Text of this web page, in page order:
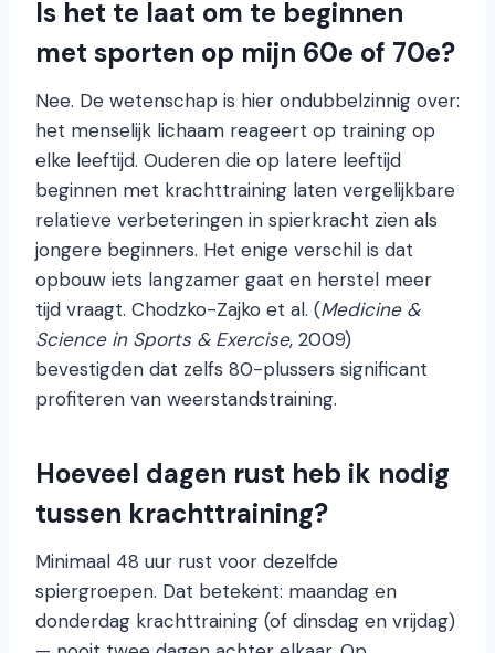
Is het te laat om te beginnen
met sporten op mijn 60e of 70e?
Nee. De wetenschap is hier ondubbelzinnig over:
het menselijk lichaam reageert op training op
elke leeftijd. Ouderen die op latere leeftijd
beginnen met krachttraining laten vergelijkbare
relatieve verbeteringen in spierkracht zien als
jongere beginners. Het enige verschil is dat
opbouw iets langzamer gaat en herstel meer
tijd vraagt. Chodzko-Zajko et al. (Medicine &
Science in Sports & Exercise, 2009)
bevestigden dat zelfs 80-plussers significant
profiteren van weerstandstraining.
Hoeveel dagen rust heb ik nodig
tussen krachttraining?
Minimaal 48 uur rust voor dezelfde
spiergroepen. Dat betekent: maandag en
donderdag krachttraining (of dinsdag en vrijdag)